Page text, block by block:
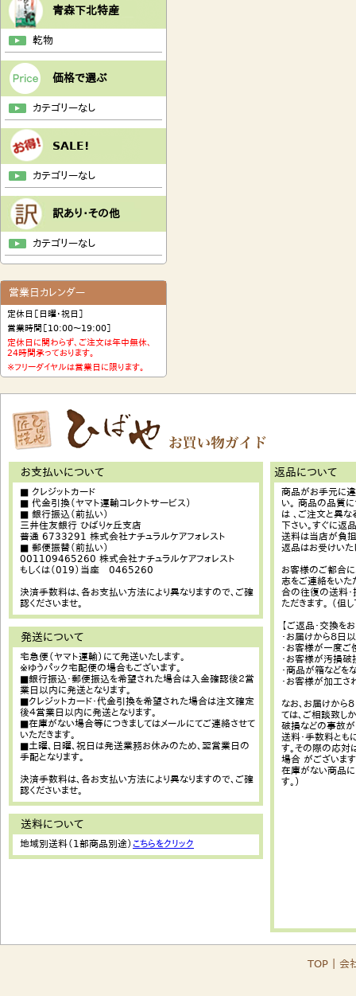
青森下北特産
乾物
価格で選ぶ
カテゴリーなし
SALE!
カテゴリーなし
訳あり・その他
カテゴリーなし
営業日カレンダー
定休日［日曜・祝日］
営業時間［10:00〜19:00］
定休日に関わらず、ご注文は年中無休、
24時間承っております。
※フリーダイヤルは営業日に限ります。
お支払いについて
■ クレジットカード
■ 代金引換（ヤマト運輸コレクトサービス）
■ 銀行振込（前払い）
三井住友銀行 ひばりヶ丘支店
普通 6733291 株式会社ナチュラルケアフォレスト
■ 郵便振替（前払い）
001109465260 株式会社ナチュラルケアフォレスト
もしくは（019）当座 0465260
決済手数料は、各お支払い方法により異なりますので、ご確
認くださいませ。
発送について
宅急便（ヤマト運輸）にて発送いたします。
※ゆうパック宅配便の場合もございます。
■銀行振込・郵便振込を希望された場合は入金確認後２営
業日以内に発送となります。
■クレジットカード・代金引換を希望された場合は注文確定
後４営業日以内に発送となります。
■在庫がない場合等につきましてはメールにてご連絡させて
いただきます。
■土曜、日曜、祝日は発送業務お休みのため、翌営業日の
手配となります。
決済手数料は、各お支払い方法により異なりますので、ご確
認くださいませ。
送料について
地域別送料（1部商品別途） こちらをクリック
返品について
商品がお手元に違
い。 商品の品質に
は 、ご注文と異
下さい。すぐに返
送料は当店が負担
返品はお受けいた
お客様のご都合
志をご連絡をいた
合の往復の送料
ただきます。 （但
【ご返品・交換を
・お届けから８日
・お客様が一度
・お客様が汚損
・商品が箱などを
・お客様が加工さ
なお、お届けから
ては、ご相談致し
破損などの事故が
送料・手数料とも
す。その際の応
場合 がございます
在庫がない商品
す。）
TOP 会